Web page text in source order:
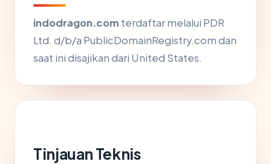
indodragon.com terdaftar melalui PDR
Ltd. d/b/a PublicDomainRegistry.com dan
saat ini disajikan dari United States.
Tinjauan Teknis